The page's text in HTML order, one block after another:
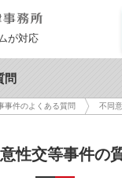
が対応
問
事件のよくある質問 不同
性交等事件の